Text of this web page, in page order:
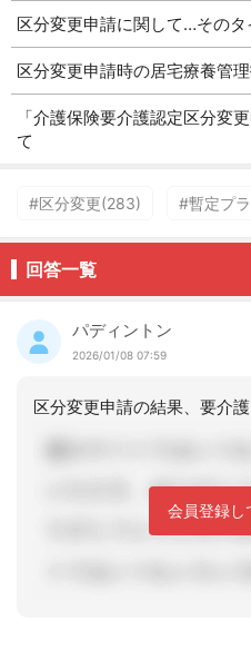
区分変更申請に関して…そのタ
区分変更申請時の居宅療養管
「介護保険要介護認定区分変
て
#区分変更(283) #暫定プ
回答一覧
パディントン
2026/01/08 07:59
会員登録し